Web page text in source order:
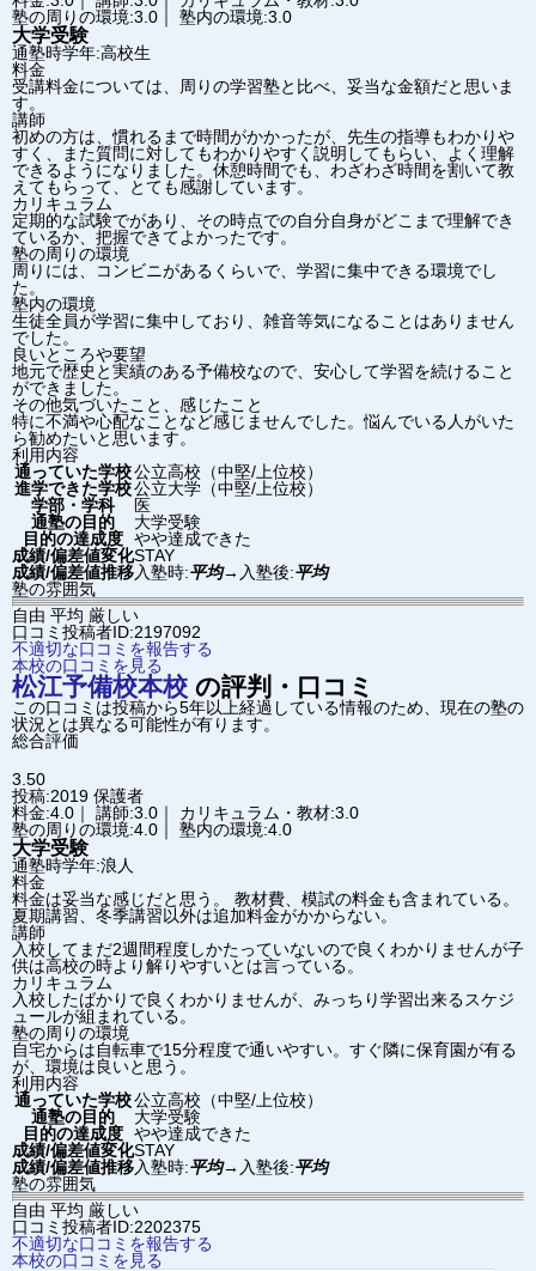
塾の周りの環境:3.0｜ 塾内の環境:3.0
大学受験
通塾時学年:高校生
料金
受講料金については、周りの学習塾と比べ、妥当な金額だと思いま
す。
講師
初めの方は、慣れるまで時間がかかったが、先生の指導もわかりや
すく、また質問に対してもわかりやすく説明してもらい、よく理解
できるようになりました。休憩時間でも、わざわざ時間を割いて教
えてもらって、とても感謝しています。
カリキュラム
定期的な試験でがあり、その時点での自分自身がどこまで理解でき
ているか、把握できてよかったです。
塾の周りの環境
周りには、コンビニがあるくらいで、学習に集中できる環境でし
た。
塾内の環境
生徒全員が学習に集中しており、雑音等気になることはありません
でした。
良いところや要望
地元で歴史と実績のある予備校なので、安心して学習を続けること
ができました。
その他気づいたこと、感じたこと
特に不満や心配なことなど感じませんでした。悩んでいる人がいた
ら勧めたいと思います。
利用内容
通っていた学校公立高校（中堅/上位校）
進学できた学校公立大学（中堅/上位校）
学部・学科
医
通塾の目的
大学受験
目的の達成度 やや達成できた
成績/偏差値変化STAY
成績/偏差値推移入塾時:平均→ 入塾後:平均
塾の雰囲気
自由 平均 厳しい
口コミ投稿者ID:2197092
不適切な口コミを報告する
本校の口コミを見る
松江予備校本校 の評判・口コミ
この口コミは投稿から5年以上経過している情報のため、現在の塾の
状況とは異なる可能性が有ります。
総合評価
3.50
投稿:2019 保護者
料金:4.0｜ 講師:3.0｜ カリキュラム・教材:3.0
塾の周りの環境:4.0｜ 塾内の環境:4.0
大学受験
通塾時学年:浪人
料金
料金は妥当な感じだと思う。 教材費、模試の料金も含まれている。
夏期講習、冬季講習以外は追加料金がかからない。
講師
入校してまだ2週間程度しかたっていないので良くわかりませんが子
供は高校の時より解りやすいとは言っている。
カリキュラム
入校したばかりで良くわかりませんが、みっちり学習出来るスケジ
ュールが組まれている。
塾の周りの環境
自宅からは自転車で15分程度で通いやすい。すぐ隣に保育園が有る
が、環境は良いと思う。
利用内容
通っていた学校公立高校（中堅/上位校）
通塾の目的
大学受験
目的の達成度 やや達成できた
成績/偏差値変化STAY
成績/偏差値推移入塾時:平均→ 入塾後:平均
塾の雰囲気
自由 平均 厳しい
口コミ投稿者ID:2202375
不適切な口コミを報告する
本校の口コミを見る